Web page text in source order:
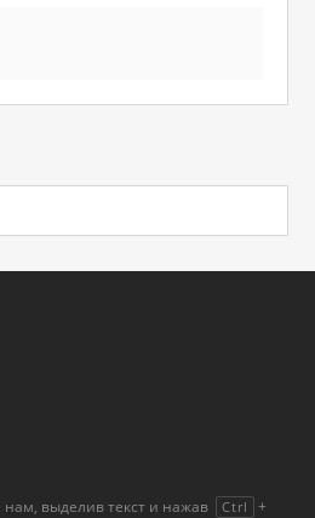
выделив текст и нажав Ctrl +